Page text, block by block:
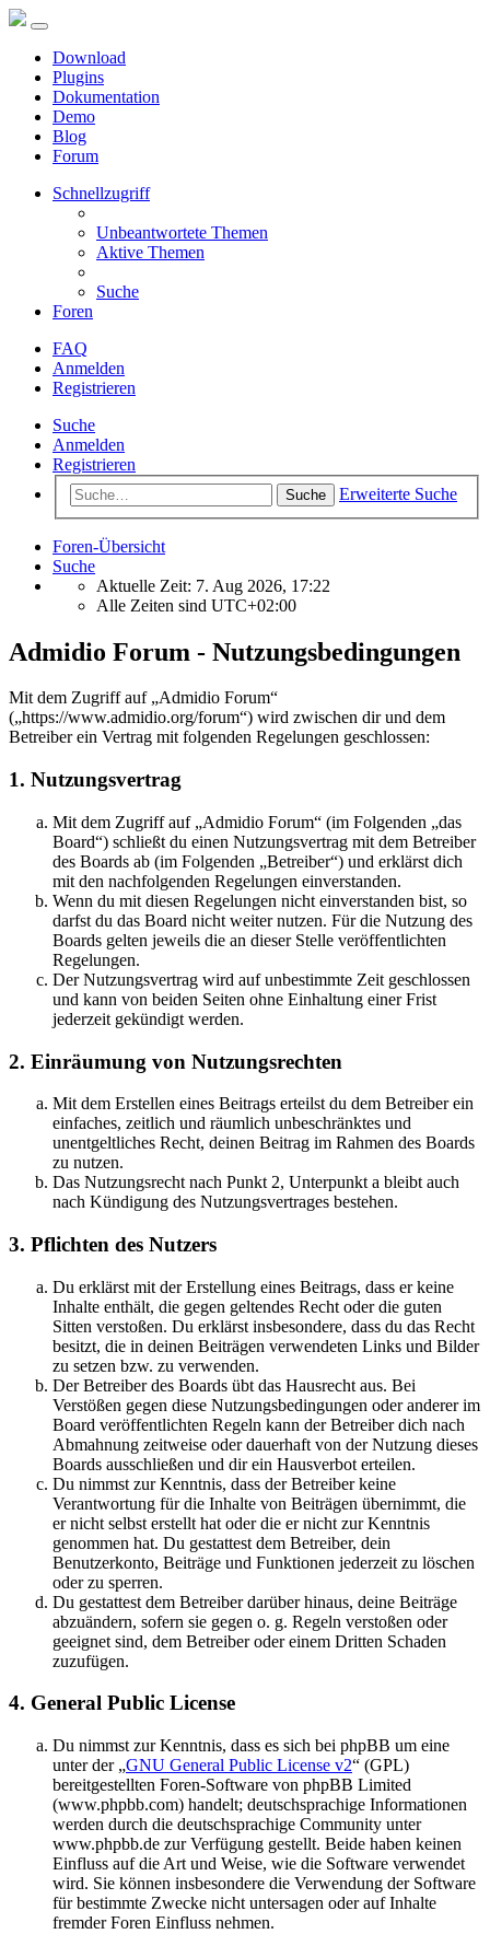
Download
Plugins
Dokumentation
Demo
Blog
Forum
Schnellzugriff
Unbeantwortete Themen
Aktive Themen
Suche
Foren
FAQ
Anmelden
Registrieren
Suche
Anmelden
Registrieren
Suche Erweiterte Suche
Foren-Übersicht
Suche
Aktuelle Zeit: 7. Aug 2026, 17:22
Alle Zeiten sind UTC+02:00
Admidio Forum - Nutzungsbedingungen
Mit dem Zugriff auf „Admidio Forum“
(„https://www.admidio.org/forum“) wird zwischen dir und dem
Betreiber ein Vertrag mit folgenden Regelungen geschlossen:
1. Nutzungsvertrag
Mit dem Zugriff auf „Admidio Forum“ (im Folgenden „das
Board“) schließt du einen Nutzungsvertrag mit dem Betreiber
des Boards ab (im Folgenden „Betreiber“) und erklärst dich
mit den nachfolgenden Regelungen einverstanden.
Wenn du mit diesen Regelungen nicht einverstanden bist, so
darfst du das Board nicht weiter nutzen. Für die Nutzung des
Boards gelten jeweils die an dieser Stelle veröffentlichten
Regelungen.
Der Nutzungsvertrag wird auf unbestimmte Zeit geschlossen
und kann von beiden Seiten ohne Einhaltung einer Frist
jederzeit gekündigt werden.
2. Einräumung von Nutzungsrechten
Mit dem Erstellen eines Beitrags erteilst du dem Betreiber ein
einfaches, zeitlich und räumlich unbeschränktes und
unentgeltliches Recht, deinen Beitrag im Rahmen des Boards
zu nutzen.
Das Nutzungsrecht nach Punkt 2, Unterpunkt a bleibt auch
nach Kündigung des Nutzungsvertrages bestehen.
3. Pflichten des Nutzers
Du erklärst mit der Erstellung eines Beitrags, dass er keine
Inhalte enthält, die gegen geltendes Recht oder die guten
Sitten verstoßen. Du erklärst insbesondere, dass du das Recht
besitzt, die in deinen Beiträgen verwendeten Links und Bilder
zu setzen bzw. zu verwenden.
Der Betreiber des Boards übt das Hausrecht aus. Bei
Verstößen gegen diese Nutzungsbedingungen oder anderer im
Board veröffentlichten Regeln kann der Betreiber dich nach
Abmahnung zeitweise oder dauerhaft von der Nutzung dieses
Boards ausschließen und dir ein Hausverbot erteilen.
Du nimmst zur Kenntnis, dass der Betreiber keine
Verantwortung für die Inhalte von Beiträgen übernimmt, die
er nicht selbst erstellt hat oder die er nicht zur Kenntnis
genommen hat. Du gestattest dem Betreiber, dein
Benutzerkonto, Beiträge und Funktionen jederzeit zu löschen
oder zu sperren.
Du gestattest dem Betreiber darüber hinaus, deine Beiträge
abzuändern, sofern sie gegen o. g. Regeln verstoßen oder
geeignet sind, dem Betreiber oder einem Dritten Schaden
zuzufügen.
4. General Public License
Du nimmst zur Kenntnis, dass es sich bei phpBB um eine
unter der „GNU General Public License v2“ (GPL)
bereitgestellten Foren-Software von phpBB Limited
(www.phpbb.com) handelt; deutschsprachige Informationen
werden durch die deutschsprachige Community unter
www.phpbb.de zur Verfügung gestellt. Beide haben keinen
Einfluss auf die Art und Weise, wie die Software verwendet
wird. Sie können insbesondere die Verwendung der Software
für bestimmte Zwecke nicht untersagen oder auf Inhalte
fremder Foren Einfluss nehmen.